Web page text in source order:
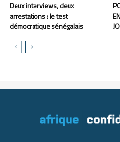
Deux interviews, deux
arrestations : le test
démocratique sénégalais